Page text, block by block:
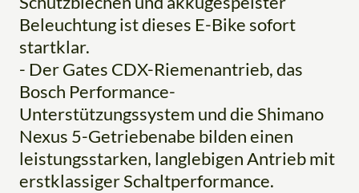
Beleuchtung ist dieses E-Bike sofort
startklar.
- Der Gates CDX-Riemenantrieb, das
Bosch Performance-
Unterstützungssystem und die Shimano
Nexus 5-Getriebenabe bilden einen
leistungsstarken, langlebigen Antrieb mit
erstklassiger Schaltperformance.